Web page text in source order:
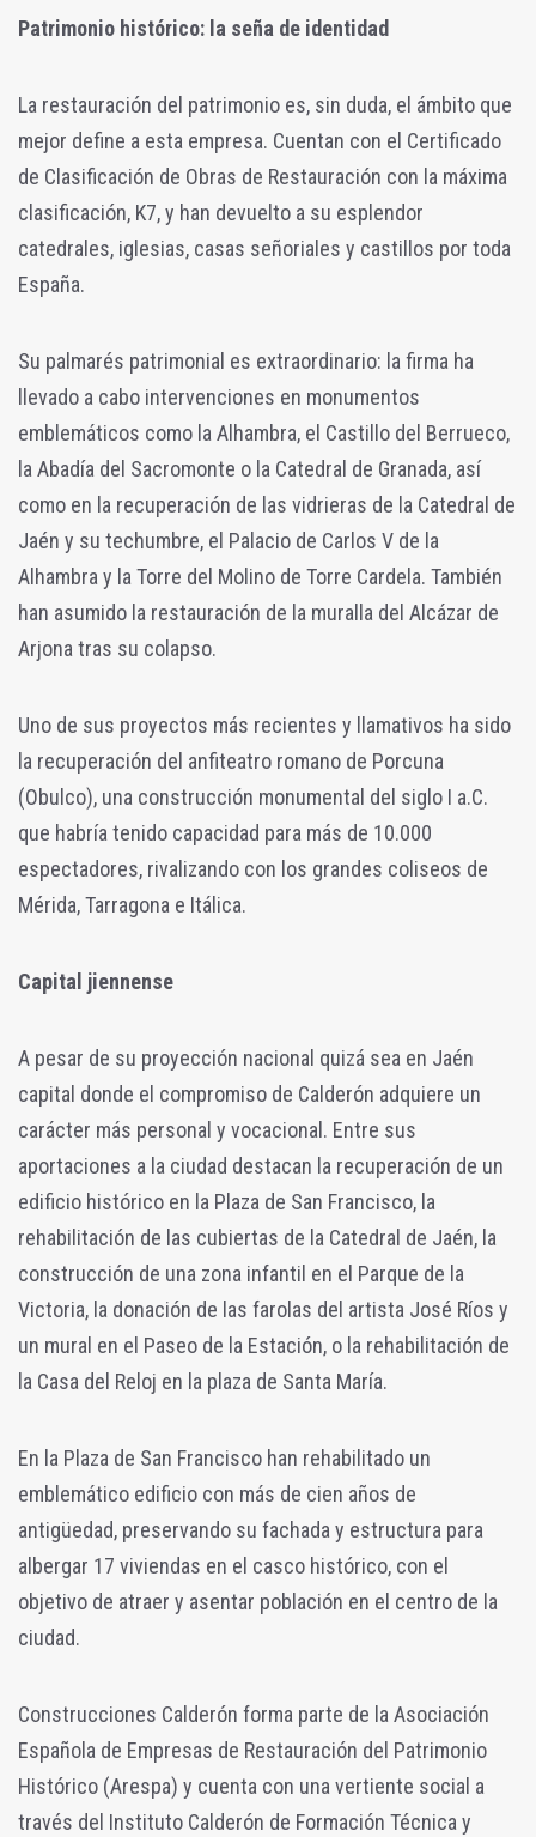
Patrimonio histórico: la seña de identidad
La restauración del patrimonio es, sin duda, el ámbito que
mejor define a esta empresa. Cuentan con el Certificado
de Clasificación de Obras de Restauración con la máxima
clasificación, K7, y han devuelto a su esplendor
catedrales, iglesias, casas señoriales y castillos por toda
España.
Su palmarés patrimonial es extraordinario: la firma ha
llevado a cabo intervenciones en monumentos
emblemáticos como la Alhambra, el Castillo del Berrueco,
la Abadía del Sacromonte o la Catedral de Granada, así
como en la recuperación de las vidrieras de la Catedral de
Jaén y su techumbre, el Palacio de Carlos V de la
Alhambra y la Torre del Molino de Torre Cardela. También
han asumido la restauración de la muralla del Alcázar de
Arjona tras su colapso.
Uno de sus proyectos más recientes y llamativos ha sido
la recuperación del anfiteatro romano de Porcuna
(Obulco), una construcción monumental del siglo I a.C.
que habría tenido capacidad para más de 10.000
espectadores, rivalizando con los grandes coliseos de
Mérida, Tarragona e Itálica.
Capital jiennense
A pesar de su proyección nacional quizá sea en Jaén
capital donde el compromiso de Calderón adquiere un
carácter más personal y vocacional. Entre sus
aportaciones a la ciudad destacan la recuperación de un
edificio histórico en la Plaza de San Francisco, la
rehabilitación de las cubiertas de la Catedral de Jaén, la
construcción de una zona infantil en el Parque de la
Victoria, la donación de las farolas del artista José Ríos y
un mural en el Paseo de la Estación, o la rehabilitación de
la Casa del Reloj en la plaza de Santa María.
En la Plaza de San Francisco han rehabilitado un
emblemático edificio con más de cien años de
antigüedad, preservando su fachada y estructura para
albergar 17 viviendas en el casco histórico, con el
objetivo de atraer y asentar población en el centro de la
ciudad.
Construcciones Calderón forma parte de la Asociación
Española de Empresas de Restauración del Patrimonio
Histórico (Arespa) y cuenta con una vertiente social a
través del Instituto Calderón de Formación Técnica y